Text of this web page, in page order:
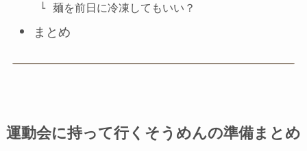
麺を前日に冷凍してもいい？
まとめ
運動会に持って行くそうめんの準備まとめ